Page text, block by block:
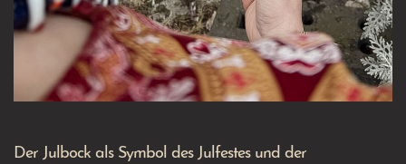
Der Julbock als Symbol des Julfestes und der